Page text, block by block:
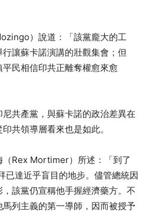
）說道：「該黨龐大的工
讓蘇卡諾演講的壯觀集會；但
民相信印共正離奪權愈來愈
共產黨，與蘇卡諾的政治差異在
共領導層看來也是如此。
Rex Mortimer）所述：「到了
已達近乎盲目的地步。儘管總統因
該黨仍宣稱他手握經濟藥方。不
列主義的第一導師，因而被授予